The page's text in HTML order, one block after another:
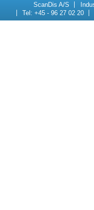
ScanDis A/S
Tel: +45 - 96 27 02 20